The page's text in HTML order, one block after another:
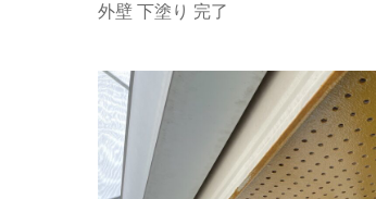
外壁 下塗り 完了